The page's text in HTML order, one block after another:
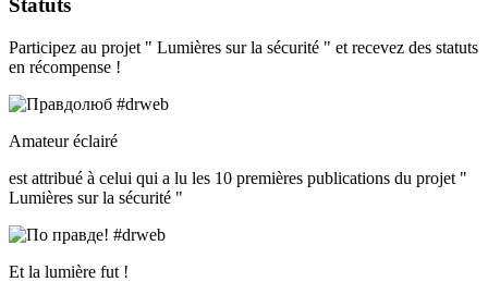
Statuts
Participez au projet " Lumières sur la sécurité " et recevez des statuts
en récompense !
Amateur éclairé
est attribué à celui qui a lu les 10 premières publications du projet "
Lumières sur la sécurité "
Et la lumière fut !